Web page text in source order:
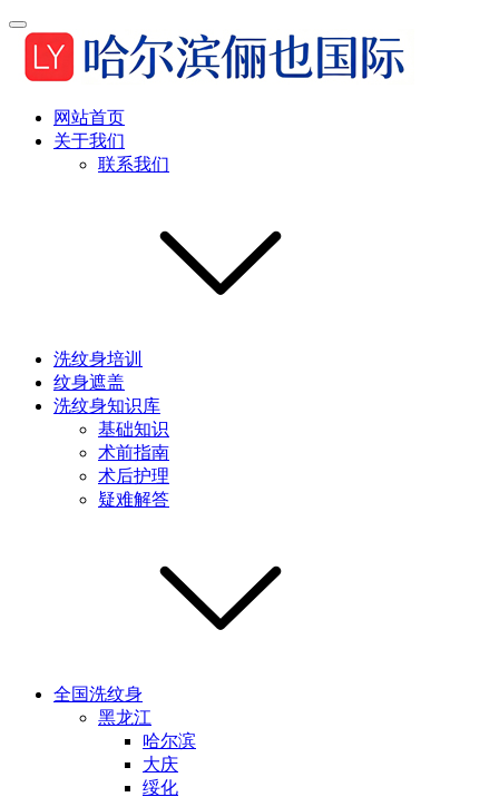
网站首页
关于我们
联系我们
洗纹身培训
纹身遮盖
洗纹身知识库
基础知识
术前指南
术后护理
疑难解答
全国洗纹身
黑龙江
哈尔滨
大庆
绥化